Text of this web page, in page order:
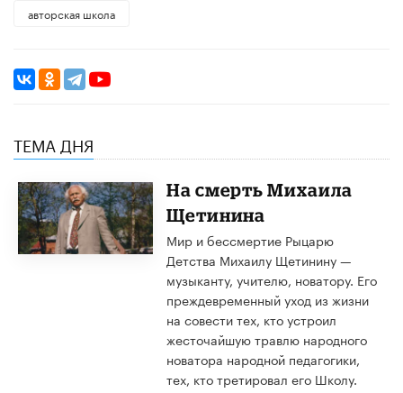
авторская школа
ТЕМА ДНЯ
​На смерть Михаила
Щетинина
Мир и бессмертие Рыцарю
Детства Михаилу Щетинину —
музыканту, учителю, новатору. Его
преждевременный уход из жизни
на совести тех, кто устроил
жесточайшую травлю народного
новатора народной педагогики,
тех, кто третировал его Школу.